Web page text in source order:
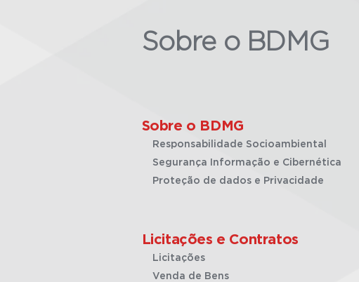
Sobre o BDMG
Sobre o BDMG
Responsabilidade Socioambiental
Segurança Informação e Cibernética
Proteção de dados e Privacidade
Licitações e Contratos
Licitações
Venda de Bens